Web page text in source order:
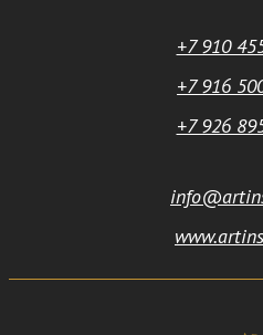
+7 910
+7 916
+7 926